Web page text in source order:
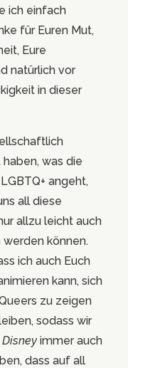
ich einfach
für Euren Mut,
Eure
natürlich vor
in dieser
was die
angeht,
all diese
allzu leicht auch
können.
ich auch Euch
kann, sich
zu zeigen
sodass wir
Disneyimmer auch
dass auf all